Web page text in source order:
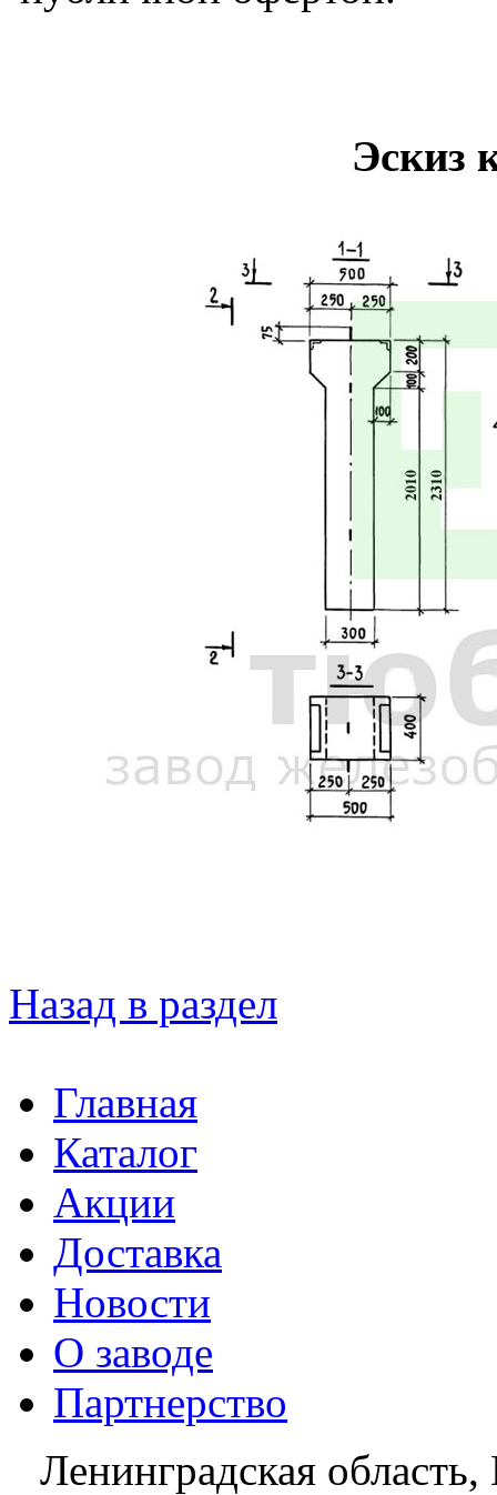
Эскиз
Назад в раздел
Главная
Каталог
Акции
Доставка
Новости
О заводе
Партнерство
Ленинградская